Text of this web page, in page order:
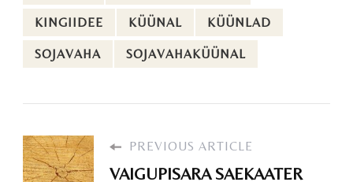
KINGIIDEE KÜÜNAL KÜÜNLAD
SOJAVAHA SOJAVAHAKÜÜNAL
PREVIOUS ARTICLE
VAIGUPISARA SAEKAATER